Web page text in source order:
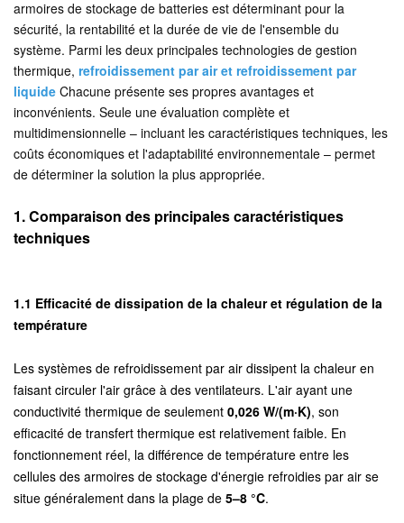
armoires de stockage de batteries est déterminant pour la
sécurité, la rentabilité et la durée de vie de l'ensemble du
système. Parmi les deux principales technologies de gestion
thermique, refroidissement par air et refroidissement par
liquide Chacune présente ses propres avantages et
inconvénients. Seule une évaluation complète et
multidimensionnelle – incluant les caractéristiques techniques, les
coûts économiques et l'adaptabilité environnementale – permet
de déterminer la solution la plus appropriée.
1. Comparaison des principales caractéristiques
techniques
1.1 Efficacité de dissipation de la chaleur et régulation de la
température
Les systèmes de refroidissement par air dissipent la chaleur en
faisant circuler l'air grâce à des ventilateurs. L'air ayant une
conductivité thermique de seulement 0,026 W/(m·K), son
efficacité de transfert thermique est relativement faible. En
fonctionnement réel, la différence de température entre les
cellules des armoires de stockage d'énergie refroidies par air se
situe généralement dans la plage de 5–8 °C.